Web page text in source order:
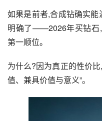
如果是前者,合成钻确实
明确了——2026年买钻石
第一顺位。
为什么?因为真正的性价
值、兼具价值与意义”。